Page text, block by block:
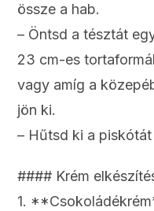
össze a hab.
– Öntsd a tésztát
23 cm-es
vagy amíg a
jön ki.
– Hűtsd ki a piskótát
#### Krém
1.